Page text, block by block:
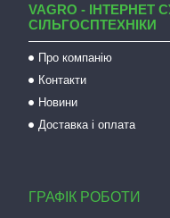
VAGRO - ІНТЕРНЕТ
СІЛЬГОСПТЕХНІКИ
Про компанію
Контакти
Новини
Доставка і оплата
ГРАФІК РОБОТИ